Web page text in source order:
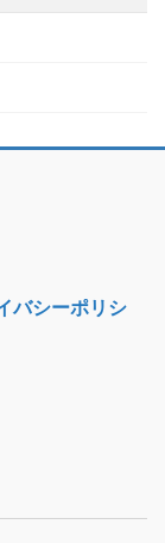
バシーポリシ